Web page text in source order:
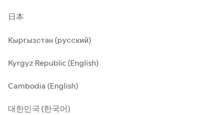
日本
Кыргызстан (русский)
Kyrgyz Republic (English)
Cambodia (English)
대한민국 (한국어)